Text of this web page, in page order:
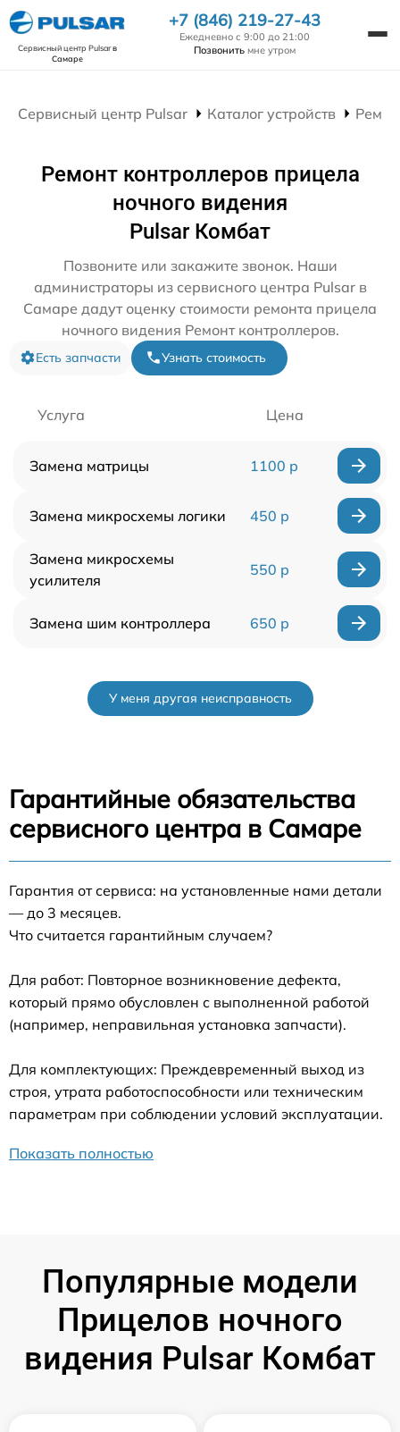
Сервисный центр Pulsarв
Самаре
+7 (846) 219-27-43
Ежедневно с 9:00 до 21:00
Позвонить мне утром
Сервисный центр Pulsar Каталог устройств
Ремонт контроллеров прицела
ночного видения
Pulsar Комбат
Позвоните или закажите звонок. Наши
администраторы из сервисного центра Pulsar в
Самаре дадут оценку стоимости ремонта прицела
ночного видения Ремонт контроллеров.
Есть запчасти Узнать стоимость
Услуга Цена
Замена матрицы 1100 р
Замена микросхемы логики 450 р
Замена микросхемы
усилителя
550 р
Замена шим контроллера 650 р
У меня другая неисправность
Гарантийные обязательства
сервисного центра в Самаре
Гарантия от сервиса: на установленные нами детали
— до 3 месяцев.
Что считается гарантийным случаем?
Для работ: Повторное возникновение дефекта,
который прямо обусловлен с выполненной работой
(например, неправильная установка запчасти).
Для комплектующих: Преждевременный выход из
строя, утрата работоспособности или техническим
параметрам при соблюдении условий эксплуатации.
Показать полностью
Популярные модели
Прицелов ночного
видения Pulsar Комбат